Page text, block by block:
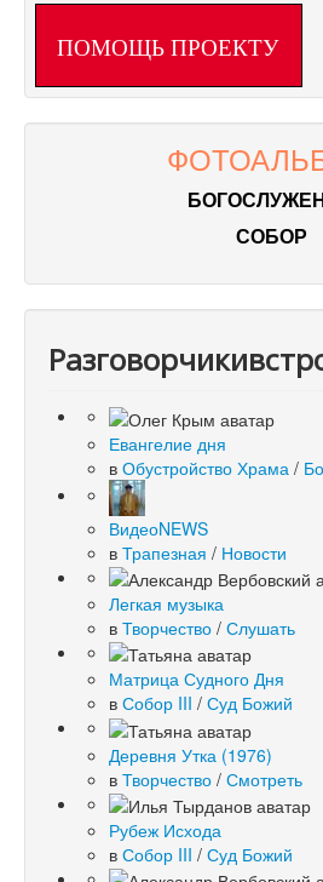
ПОМОЩЬ ПРОЕКТУ
СОБОР
Евангелие дня
в Обустройство Храма /
ВидеоNEWS
в Трапезная / Новости
Легкая музыка
в Творчество / Слушать
Матрица Судного Дня
в Собор III / Суд Божий
Деревня Утка (1976)
в Творчество / Смотреть
Рубеж Исхода
в Собор III / Суд Божий